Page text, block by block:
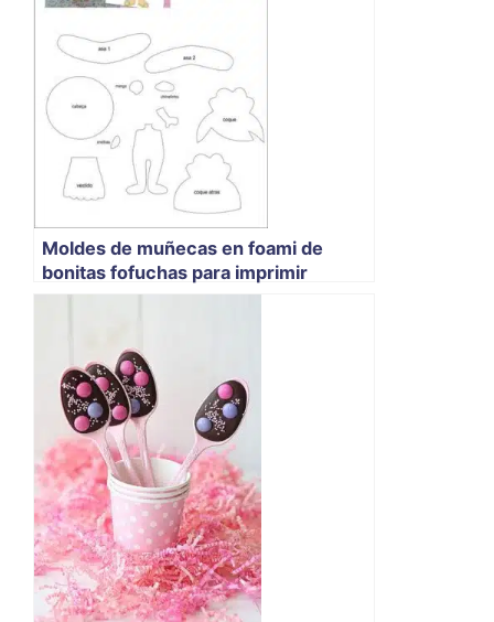
Moldes de muñecas en foami de
bonitas fofuchas para imprimir